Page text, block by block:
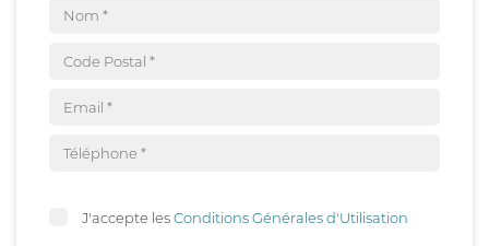
J'accepte lesConditions Générales d'Utilisation